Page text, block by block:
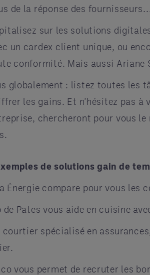
de la réponse des
sur les solutions
un cardex client unique, ou
conformité. Mais aussi Ariane
globalement : listez toutes les
les gains. Et n'hésitez pas à
chercheront pour vous
de solutions gain de
Énergie compare pour vous
de Pates vous aide en cuisine
courtier spécialisé en
vous permet de recruter les